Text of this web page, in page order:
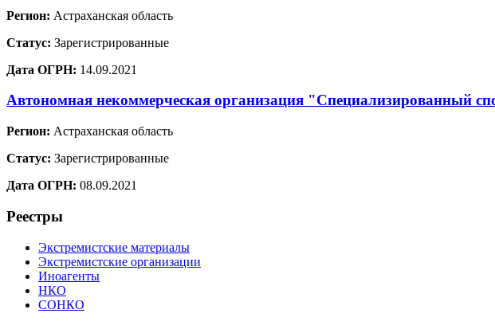
Регион: Астраханская область
Статус: Зарегистрированные
Дата ОГРН: 14.09.2021
Автономная некоммерческая организация "Специализированный
Регион: Астраханская область
Статус: Зарегистрированные
Дата ОГРН: 08.09.2021
Реестры
Экстремистские материалы
Экстремистские организации
Иноагенты
НКО
СОНКО